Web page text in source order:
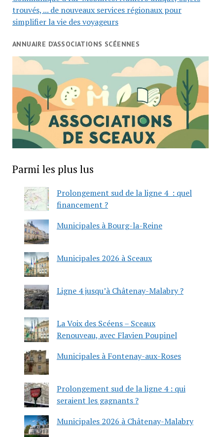
trouvés, ... de nouveaux services régionaux pour
simplifier la vie des voyageurs
ANNUAIRE D’ASSOCIATIONS SCÉENNES
Parmi les plus lus
Prolongement sud de la ligne 4 : quel
financement ?
Municipales à Bourg-la-Reine
Municipales 2026 à Sceaux
Ligne 4 jusqu’à Châtenay-Malabry ?
La Voix des Scéens – Sceaux
Renouveau, avec Flavien Poupinel
Municipales à Fontenay-aux-Roses
Prolongement sud de la ligne 4 : qui
seraient les gagnants ?
Municipales 2026 à Châtenay-Malabry